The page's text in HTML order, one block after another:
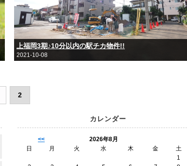
上福岡3期♪10分以内の駅チカ物件!!
2021-10-08
2
カレンダー
<<
2026年8月
日
月 火 水 木 金
土
1